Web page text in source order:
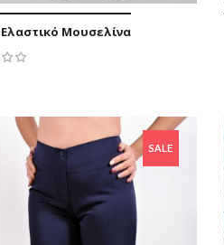
Μουσελίνα
47,00 €
37,60 €